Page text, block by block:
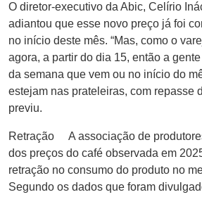
O diretor-executivo da Abic, Celírio
adiantou que esse novo preço já foi
no início deste mês. “Mas, como o
agora, a partir do dia 15, então a
da semana que vem ou no início do
estejam nas prateleiras, com repasse
previu.
Retração A associação de
dos preços do café observada em
retração no consumo do produto no
Segundo os dados que foram